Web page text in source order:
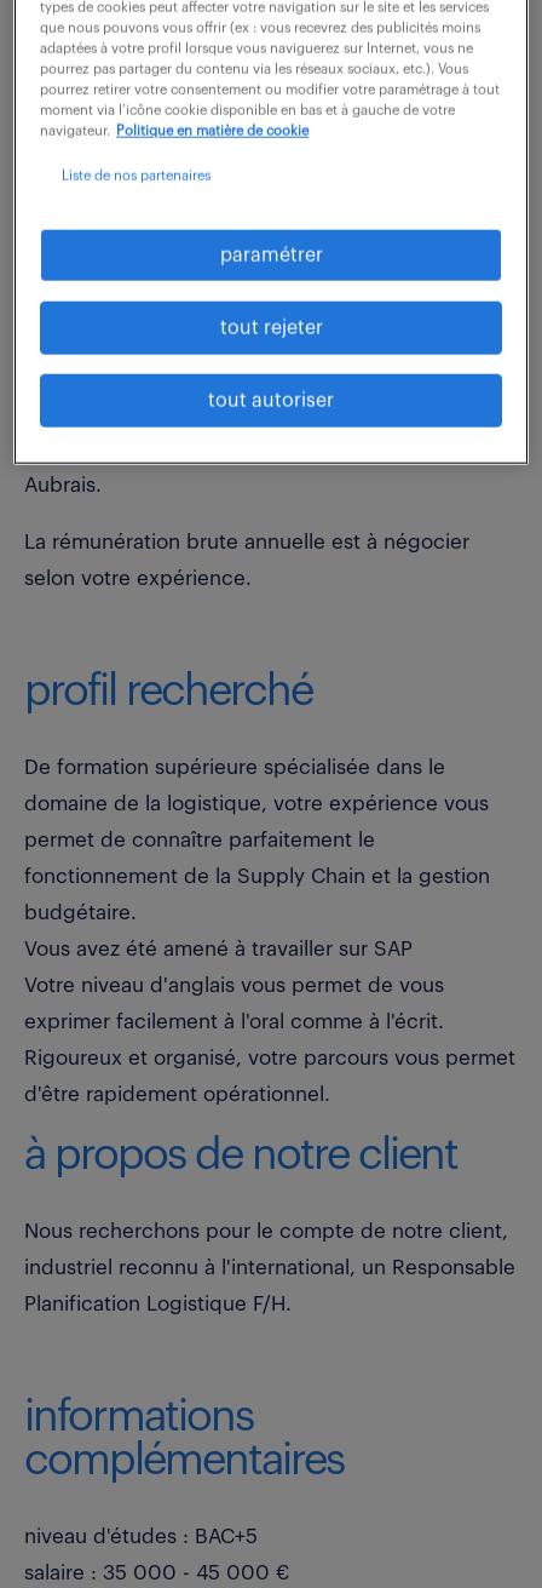
description du poste
Dand le cadre d'un remplacement, vous intégrer
l'équipe Logistique pour vous assurer du pilotage
de la planification de la production.
logistique de demande de rechanges/réparations,
pour un fonctionnement optimal permettant de
satisfaire les utilisateurs et la société.
Vous mettez à jour les bases de données et outils
digitaux pour les demandes de votre périmètre.
Aubrais.
La rémunération brute annuelle est à négocier
selon votre expérience.
profil recherché
De formation supérieure spécialisée dans le
domaine de la logistique, votre expérience vous
permet de connaître parfaitement le
fonctionnement de la Supply Chain et la gestion
budgétaire.
Vous avez été amené à travailler sur SAP
Votre niveau d'anglais vous permet de vous
exprimer facilement à l'oral comme à l'écrit.
Rigoureux et organisé, votre parcours vous permet
d'être rapidement opérationnel.
à propos de notre client
Nous recherchons pour le compte de notre client,
industriel reconnu à l'international, un Responsable
Planification Logistique F/H.
informations
complémentaires
niveau d'études : BAC+5
salaire : 35 000 - 45 000 €
types de cookies peut affecter votre navigation sur le site et les services
que nous pouvons vous offrir (ex : vous recevrez des publicités moins
adaptées à votre profil lorsque vous naviguerez sur Internet, vous ne
pourrez pas partager du contenu via les réseaux sociaux, etc.). Vous
pourrez retirer votre consentement ou modifier votre paramétrage à tout
moment via l’icône cookie disponible en bas et à gauche de votre
navigateur. Politique en matière de cookie
Liste de nos partenaires
paramétrer
tout rejeter
tout autoriser